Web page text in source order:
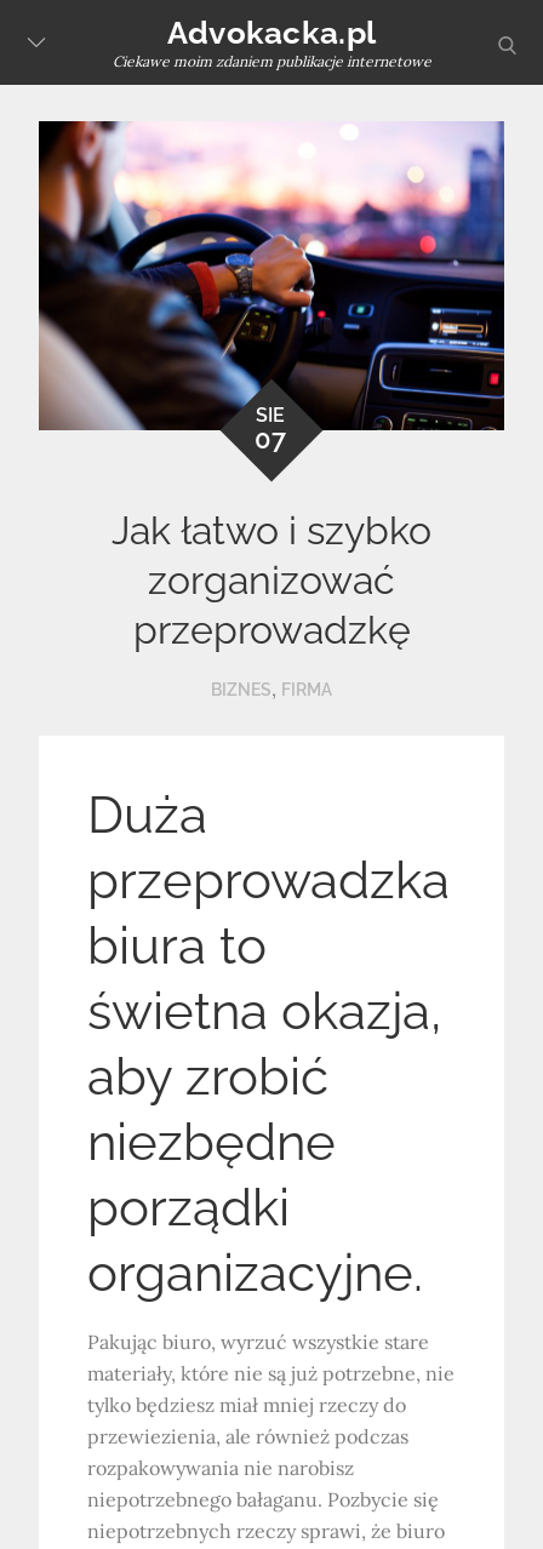
content
Advokacka.pl
Ciekawe moim zdaniem publikacje internetowe
SIE
07
Jak łatwo i szybko
zorganizować
przeprowadzkę
BIZNES, FIRMA
Duża
przeprowadzka
biura to
świetna okazja,
aby zrobić
niezbędne
porządki
organizacyjne.
Pakując biuro, wyrzuć wszystkie stare
materiały, które nie są już potrzebne, nie
tylko będziesz miał mniej rzeczy do
przewiezienia, ale również podczas
rozpakowywania nie narobisz
niepotrzebnego bałaganu. Pozbycie się
niepotrzebnych rzeczy sprawi, że biuro